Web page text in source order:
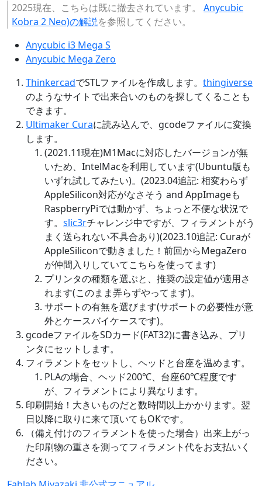
2025現在、こちらは既に撤去されています。 Anycubic
Kobra 2 Neo)の解説を参照してください。
Anycubic i3 Mega S
Anycubic Mega Zero
ThinkercadでSTLファイルを作成します。 thingiverse
のようなサイトで出来合いのものを探してくることも
できます。
Ultimaker Curaに読み込んで、gcodeファイルに変換
します。
(2021.11現在)M1Macに対応したバージョンが無
いため、IntelMacを利用しています(Ubuntu版も
いずれ試してみたい)。(2023.04追記: 相変わらず
AppleSilicon対応がなさそう and AppImageも
RaspberryPiでは動かず、ちょっと不便な状況で
す。 slic3rチャレンジ中ですが、フィラメントがう
まく送られない不具合あり)(2023.10追記: Curaが
AppleSiliconで動きました！前回からMegaZero
が仲間入りしていてこちらを使ってます)
プリンタの種類を選ぶと、推奨の設定値が適用さ
れます(このまま弄らずやってます)。
サポートの有無を選びます(サポートの必要性が意
外とケースバイケースです)。
gcodeファイルをSDカード(FAT32)に書き込み、プリ
ンタにセットします。
フィラメントをセットし、ヘッドと台座を温めます。
PLAの場合、ヘッド200℃、台座60℃程度です
が、フィラメントにより異なります。
印刷開始！大きいものだと数時間以上かかります。翌
日以降に取りに来て頂いてもOKです。
（備え付けのフィラメントを使った場合）出来上がっ
た印刷物の重さを測ってフィラメント代をお支払いく
ださい。